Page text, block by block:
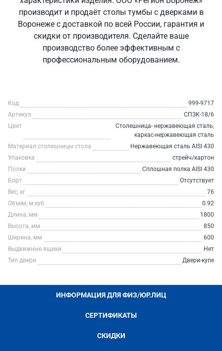
производит и продаёт столы тумбы с дверками в
Воронеже с доставкой по всей России, гарантия и
скидки от производителя. Сделайте ваше
производство более эффективным с
профессиональным оборудованием.
Код
999-9717
Артикул
СПЗК-18/6
Цвет
Столешница- нержавеющая сталь,
каркас-нержавеющая сталь
Материал столешницы стола
Нержавеющая сталь AISI 430
Упаковка
стрейч/картон
Полки
Сплошная полка AISI 430
Борт
Отсутствует
Вес, кг
76
Объем, м.куб
0.92
Длина, мм
1800
Высота, мм
850
Ширина, мм
600
Выдвижные ящики
Нет
Тип двери
Двери-купе
ИНФОРМАЦИЯ ДЛЯ ФИЗ/ЮР.ЛИЦ
СЕРТИФИКАТЫ
СКИДКИ